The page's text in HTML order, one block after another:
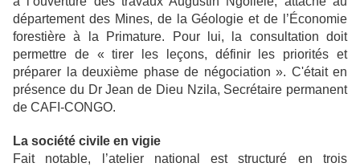
département des Mines, de la Géologie et de l’Économie
forestière à la Primature. Pour lui, la consultation doit
permettre de « tirer les leçons, définir les priorités et
préparer la deuxième phase de négociation ». C'était en
présence du Dr Jean de Dieu Nzila, Secrétaire permanent
de CAFI-CONGO.
La société civile en vigie
Fait notable, l’atelier national est structuré en trois